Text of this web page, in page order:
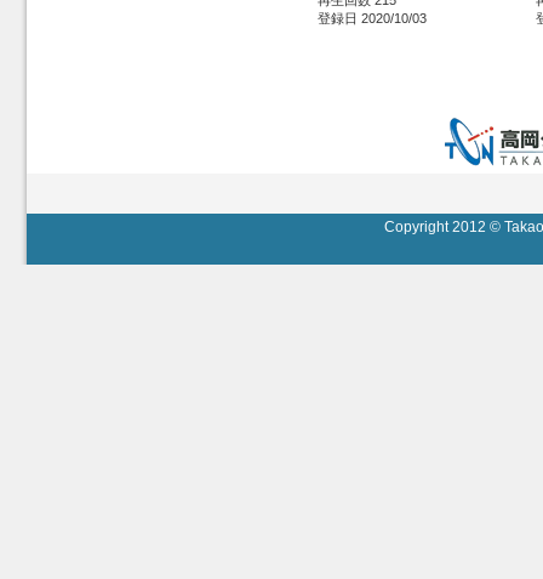
登録日 2020/10/03
Copyright 2012 ©